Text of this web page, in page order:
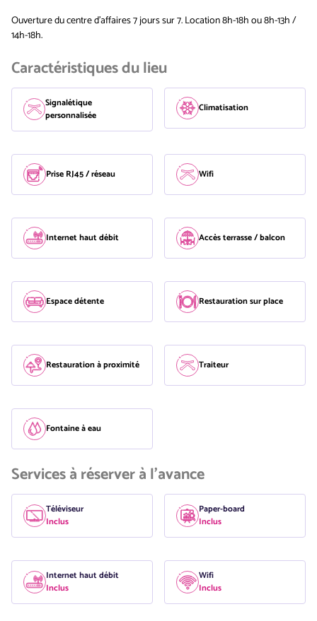
Ouverture du centre d'affaires 7 jours sur 7. Location 8h-18h ou 8h-13h /
14h-18h.
Caractéristiques du lieu
Signalétique
personnalisée
Climatisation
Prise RJ45 / réseau Wifi
Internet haut débit Accès terrasse / balcon
Espace détente Restauration sur place
Restauration à proximité Traiteur
Fontaine à eau
Services à réserver à l'avance
Téléviseur
Inclus
Paper-board
Inclus
Internet haut débit
Inclus
Wifi
Inclus